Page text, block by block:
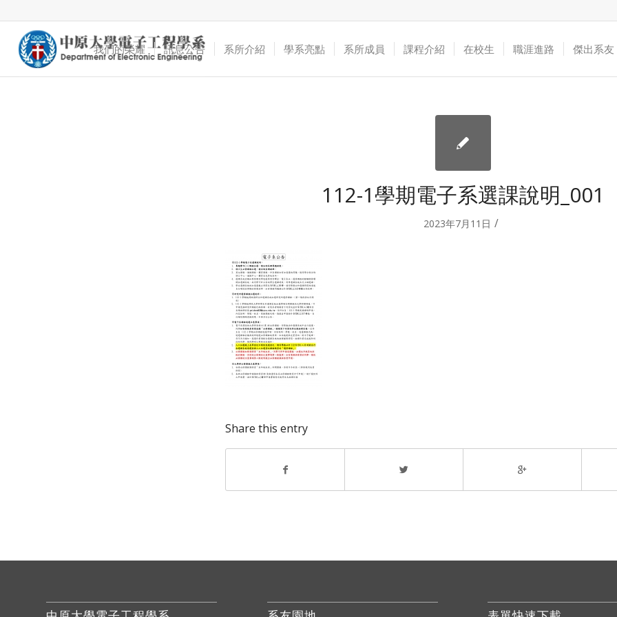
我們的榮耀 訊息公告 系所介紹 學系亮點 系所成員 課程介紹 在校生 職涯進路 傑出系友
112-1學期電子系選課說明_001
2023年7月11日 /
Share this entry